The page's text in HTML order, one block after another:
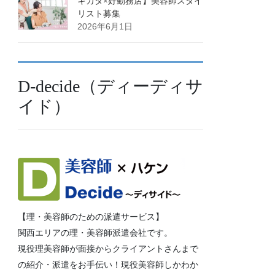
リスト募集
2026年6月1日
D-decide（ディーディサ
イド）
【理・美容師のための派遣サービス】
関西エリアの理・美容師派遣会社です。
現役理美容師が面接からクライアントさんまで
の紹介・派遣をお手伝い！現役美容師しかわか